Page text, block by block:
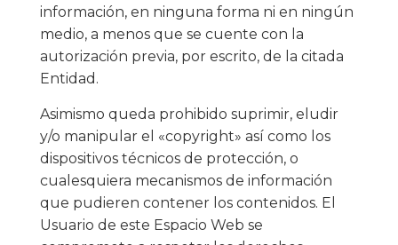
información, en ninguna forma ni en ningún
medio, a menos que se cuente con la
autorización previa, por escrito, de la citada
Entidad.
Asimismo queda prohibido suprimir, eludir
y/o manipular el «copyright» así como los
dispositivos técnicos de protección, o
cualesquiera mecanismos de información
que pudieren contener los contenidos. El
Usuario de este Espacio Web se